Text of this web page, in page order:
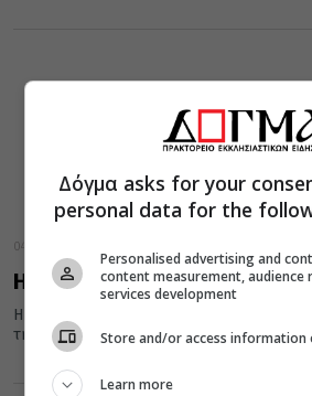
04 Δεκεμβρίου 2016
Η Αγία Βαρβάρα θεραπεύει
Η νεαρή Σοφία Βέλλα έπασχε από μία
της χέρι ήταν παράλυτο. Οι γιατροί
Δόγμα asks for your
personal data for the
Personalised advertising and
content measurement, audience
services development
Store and/or access information
Learn more